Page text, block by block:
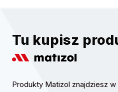
Tu kupisz
Produkty Matizol znajdziesz